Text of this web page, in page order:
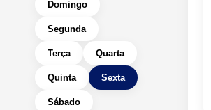
Domingo
Segunda
Terça Quarta
Quinta Sexta
Sábado